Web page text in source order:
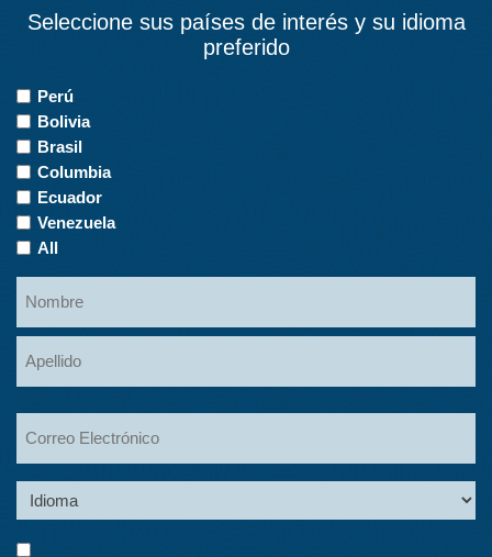
Seleccione sus países de interés y su idioma
preferido
Countries
of
Interest
Perú
Bolivia
Brasil
Columbia
Ecuador
Venezuela
All
Nombre
Consent